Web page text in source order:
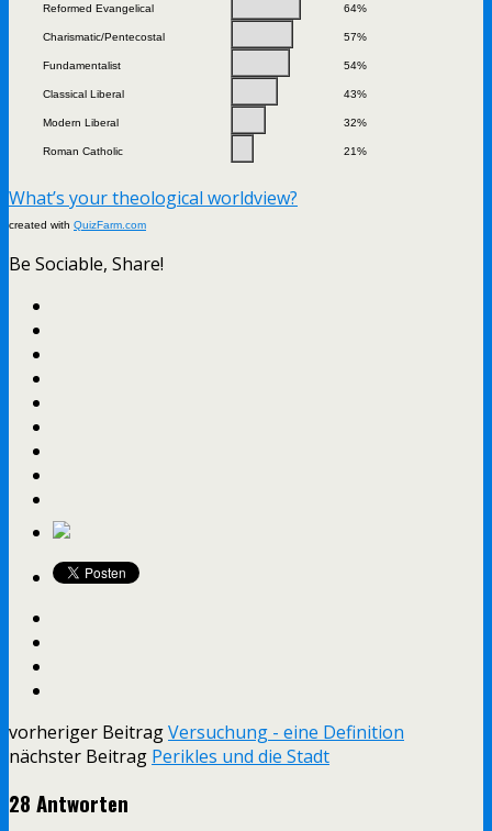
Reformed Evangelical 64%
Charismatic/Pentecostal 57%
Fundamentalist 54%
Classical Liberal 43%
Modern Liberal 32%
Roman Catholic 21%
What’s your theological worldview?
created with QuizFarm.com
Be Sociable, Share!
vorheriger BeitragVersuchung - eine Definition
nächster Beitrag Perikles und die Stadt
28 Antworten